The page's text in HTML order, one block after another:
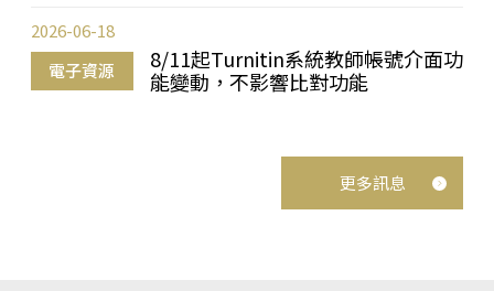
電子資源
8/11起Turnitin系統教師帳號介面功
能變動，不影響比對功能
2026-06-18
更多訊息